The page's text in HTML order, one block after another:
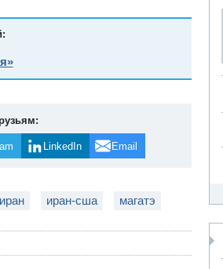
LinkedIn Email
иран-сша магатэ